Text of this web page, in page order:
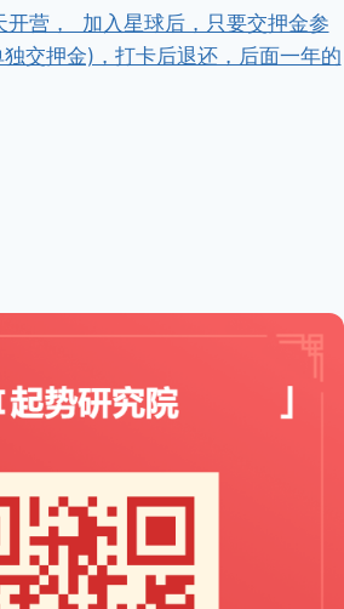
营， ​ ​加入星球后，只要交押金参
交押金)，打卡后退还，后面一年的